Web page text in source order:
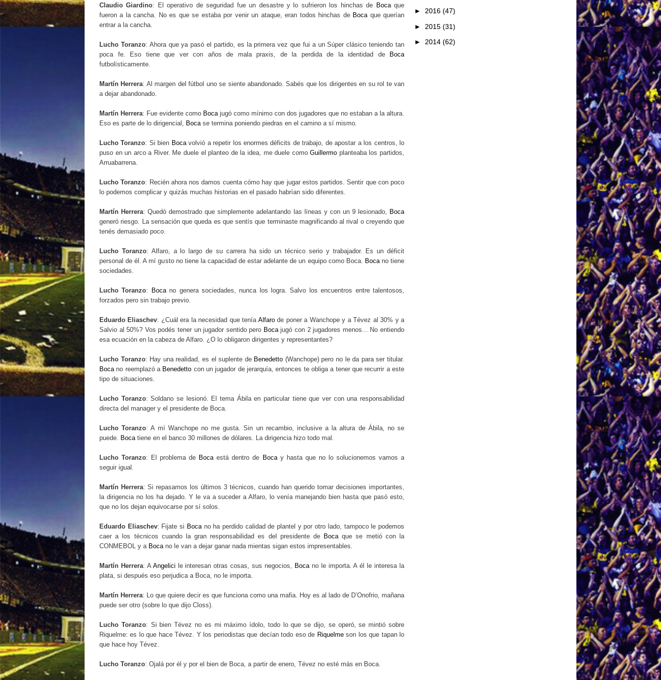
Claudio Giardino: El operativo de seguridad fue un desastre y lo sufrieron los hinchas de Bocaque
fueron a la cancha. No es que se estaba por venir un ataque, eran todos hinchas de Bocaque querían
entrar a la cancha.
Lucho Toranzo: Ahora que ya pasó el partido, es la primera vez que fui a un Súper clásico teniendo tan
poca fe. Eso tiene que ver con años de mala praxis, de la perdida de la identidad de
Boca
futbolísticamente.
Martín Herrera: Al margen del fútbol uno se siente abandonado. Sabés que los dirigentes en su rol te van
a dejar abandonado.
Martín Herrera: Fue evidente como Bocajugó como mínimo con dos jugadores que no estaban a la altura.
Eso es parte de lo dirigencial, Bocase termina poniendo piedras en el camino a sí mismo.
Lucho Toranzo: Si bien Bocavolvió a repetir los enormes déficits de trabajo, de apostar a los centros, lo
puso en un arco a River. Me duele el planteo de la idea, me duele comoGuillermo planteaba los partidos,
Arruabarrena.
Lucho Toranzo: Recién ahora nos damos cuenta cómo hay que jugar estos partidos. Sentir que con poco
lo podemos complicar y quizás muchas historias en el pasado habrían sido diferentes.
Martín Herrera: Quedó demostrado que simplemente adelantando las líneas y con un 9 lesionado, Boca
generó riesgo. La sensación que queda es que sentís que terminaste magnificando al rival o creyendo que
tenés demasiado poco.
Lucho Toranzo: Alfaro, a lo largo de su carrera ha sido un técnico serio y trabajador. Es un déficit
personal de él. A mí gusto no tiene la capacidad de estar adelante de un equipo como Boca. Bocano tiene
sociedades.
Lucho Toranzo: Bocano genera sociedades, nunca los logra. Salvo los encuentros entre talentosos,
forzados pero sin trabajo previo.
Eduardo Eliaschev: ¿Cuál era la necesidad que tenía Alfarode poner a Wanchope y a Tévez al 30% y a
Salvio al 50%? Vos podés tener un jugador sentido pero Bocajugó con 2 jugadores menos... No entiendo
esa ecuación en la cabeza de Alfaro. ¿O lo obligaron dirigentes y representantes?
Lucho Toranzo: Hay una realidad, es el suplente de Benedetto (Wanchope) pero no le da para ser titular.
Bocano reemplazó a Benedetto con un jugador de jerarquía, entonces te obliga a tener que recurrir a este
tipo de situaciones.
Lucho Toranzo: Soldano se lesionó. El tema Ábila en particular tiene que ver con una responsabilidad
directa del manager y el presidente de Boca.
Lucho Toranzo: A mí Wanchope no me gusta. Sin un recambio, inclusive a la altura de Ábila, no se
puede. Bocatiene en el banco 30 millones de dólares. La dirigencia hizo todo mal.
Lucho Toranzo: El problema de Bocaestá dentro de Bocay hasta que no lo solucionemos vamos a
seguir igual.
Martín Herrera: Si repasamos los últimos 3 técnicos, cuando han querido tomar decisiones importantes,
la dirigencia no los ha dejado. Y le va a suceder a Alfaro, lo venía manejando bien hasta que pasó esto,
que no los dejan equivocarse por sí solos.
Eduardo Eliaschev: Fijate si Bocano ha perdido calidad de plantel y por otro lado, tampoco le podemos
caer a los técnicos cuando la gran responsabilidad es del presidente de Bocaque se metió con la
CONMEBOL y a Bocano le van a dejar ganar nada mientas sigan estos impresentables.
Martín Herrera: A Angelici le interesan otras cosas, sus negocios, Bocano le importa. A él le interesa la
plata, si después eso perjudica a Boca, no le importa.
Martín Herrera: Lo que quiere decir es que funciona como una mafia. Hoy es al lado de D’Onofrio, mañana
puede ser otro (sobre lo que dijo Closs).
Lucho Toranzo: Si bien Tévez no es mi máximo ídolo, todo lo que se dijo, se operó, se mintió sobre
Riquelme: es lo que hace Tévez. Y los periodistas que decían todo eso de Riquelmeson los que tapan lo
que hace hoy Tévez.
Lucho Toranzo: Ojalá por él y por el bien de Boca, a partir de enero, Tévez no esté más en Boca.
► 2016 (47)
► 2015 (31)
► 2014 (62)